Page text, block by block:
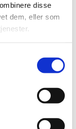
disse
dem, eller som